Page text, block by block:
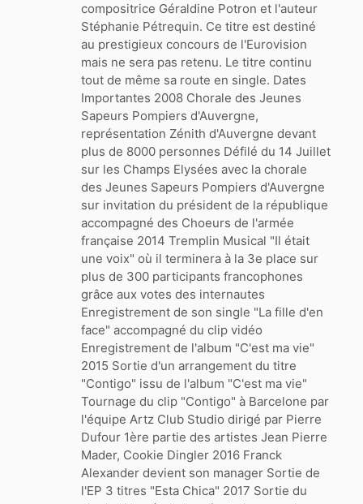
compositrice Géraldine Potron et l'auteur
Stéphanie Pétrequin. Ce titre est destiné
au prestigieux concours de l'Eurovision
mais ne sera pas retenu. Le titre continu
tout de même sa route en single. Dates
Importantes 2008 Chorale des Jeunes
Sapeurs Pompiers d'Auvergne,
représentation Zénith d'Auvergne devant
plus de 8000 personnes Défilé du 14 Juillet
sur les Champs Elysées avec la chorale
des Jeunes Sapeurs Pompiers d'Auvergne
sur invitation du président de la république
accompagné des Choeurs de l'armée
française 2014 Tremplin Musical "Il était
une voix" où il terminera à la 3e place sur
plus de 300 participants francophones
grâce aux votes des internautes
Enregistrement de son single "La fille d'en
face" accompagné du clip vidéo
Enregistrement de l'album "C'est ma vie"
2015 Sortie d'un arrangement du titre
"Contigo" issu de l'album "C'est ma vie"
Tournage du clip "Contigo" à Barcelone par
l'équipe Artz Club Studio dirigé par Pierre
Dufour 1ère partie des artistes Jean Pierre
Mader, Cookie Dingler 2016 Franck
Alexander devient son manager Sortie de
l'EP 3 titres "Esta Chica" 2017 Sortie du